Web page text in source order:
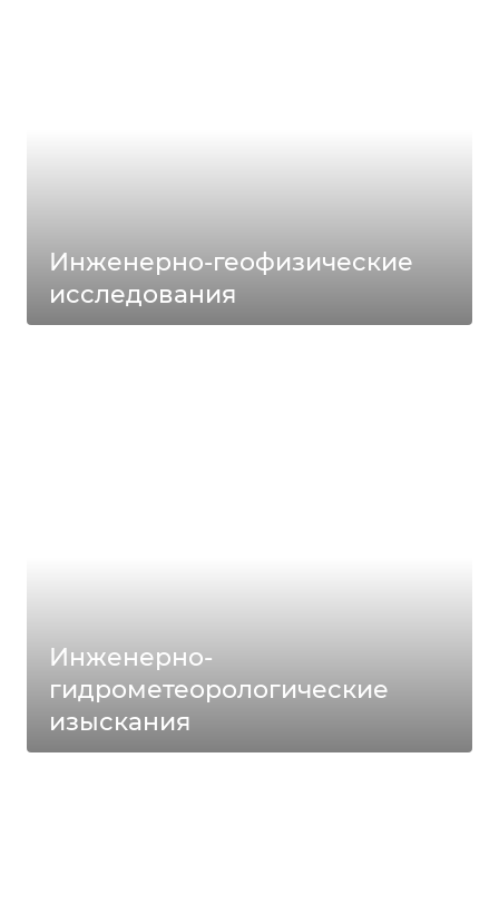
Инженерно-геофизические
исследования
Инженерно-
гидрометеорологические
изыскания